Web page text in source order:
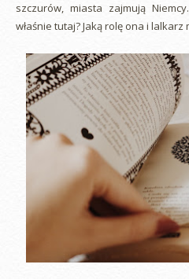
szczurów, miasta zajmują
właśnie tutaj? Jaką rolę ona i